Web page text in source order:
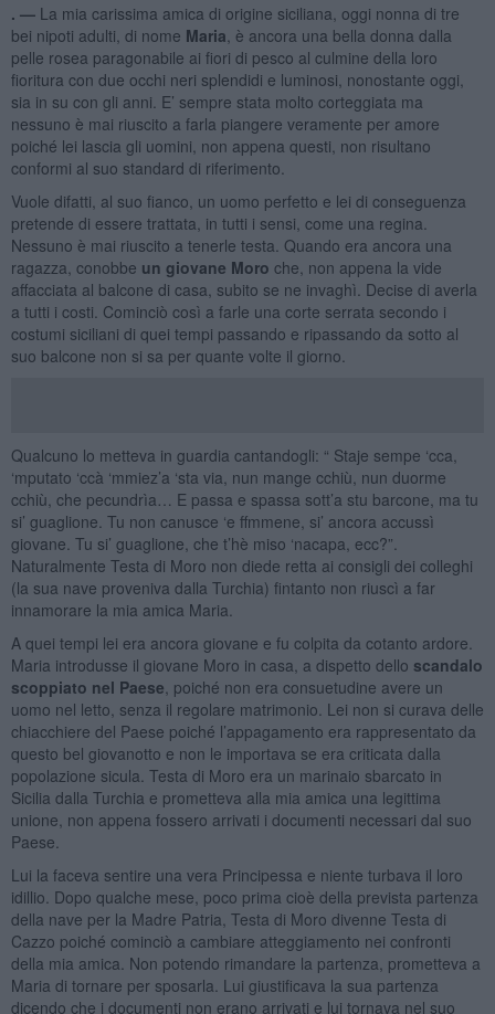
. — La mia carissima amica di origine siciliana, oggi nonna di tre
bei nipoti adulti, di nome Maria , è ancora una bella donna dalla
pelle rosea paragonabile ai fiori di pesco al culmine della loro
fioritura con due occhi neri splendidi e luminosi, nonostante oggi,
sia in su con gli anni. E’ sempre stata molto corteggiata ma
nessuno è mai riuscito a farla piangere veramente per amore
poiché lei lascia gli uomini, non appena questi, non risultano
conformi al suo standard di riferimento.
Vuole difatti, al suo fianco, un uomo perfetto e lei di conseguenza
pretende di essere trattata, in tutti i sensi, come una regina.
Nessuno è mai riuscito a tenerle testa. Quando era ancora una
ragazza, conobbe un giovane Moro che, non appena la vide
affacciata al balcone di casa, subito se ne invaghì. Decise di averla
a tutti i costi. Cominciò così a farle una corte serrata secondo i
costumi siciliani di quei tempi passando e ripassando da sotto al
suo balcone non si sa per quante volte il giorno.
Qualcuno lo metteva in guardia cantandogli: “ Staje sempe ‘cca,
‘mputato ‘ccà ‘mmiez’a ‘sta via, nun mange cchiù, nun duorme
cchiù, che pecundrìa… E passa e spassa sott’a stu barcone, ma tu
si’ guaglione. Tu non canusce ‘e ffmmene, si’ ancora accussì
giovane. Tu si’ guaglione, che t’hè miso ‘nacapa, ecc?”.
Naturalmente Testa di Moro non diede retta ai consigli dei colleghi
(la sua nave proveniva dalla Turchia) fintanto non riuscì a far
innamorare la mia amica Maria.
A quei tempi lei era ancora giovane e fu colpita da cotanto ardore.
Maria introdusse il giovane Moro in casa, a dispetto dello scandalo
scoppiato nel Paese , poiché non era consuetudine avere un
uomo nel letto, senza il regolare matrimonio. Lei non si curava delle
chiacchiere del Paese poiché l’appagamento era rappresentato da
questo bel giovanotto e non le importava se era criticata dalla
popolazione sicula. Testa di Moro era un marinaio sbarcato in
Sicilia dalla Turchia e prometteva alla mia amica una legittima
unione, non appena fossero arrivati i documenti necessari dal suo
Paese.
Lui la faceva sentire una vera Principessa e niente turbava il loro
idillio. Dopo qualche mese, poco prima cioè della prevista partenza
della nave per la Madre Patria, Testa di Moro divenne Testa di
Cazzo poiché cominciò a cambiare atteggiamento nei confronti
della mia amica. Non potendo rimandare la partenza, prometteva a
Maria di tornare per sposarla. Lui giustificava la sua partenza
dicendo che i documenti non erano arrivati e lui tornava nel suo